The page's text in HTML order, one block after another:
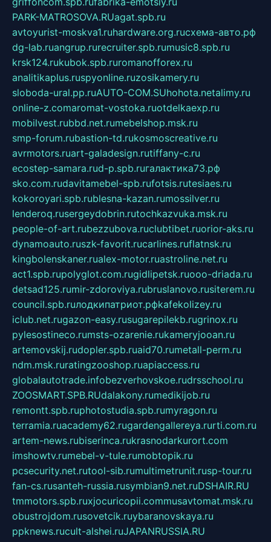
PARK-MATROSOVA.RUagat.spb.ru
avtoyurist-moskva1.ruhardware.org.ruсхема-авто.рф
dg-lab.ruangrup.rurecruiter.spb.rumusic8.spb.ru
krsk124.rukubok.spb.ruromanofforex.ru
analitikaplus.ruspyonline.ruzosikamery.ru
sloboda-ural.pp.ruAUTO-COM.SUhohota.netalimy.ru
online-z.comaromat-vostoka.ruotdelkaexp.ru
mobilvest.rubbd.net.rumebelshop.msk.ru
smp-forum.rubastion-td.rukosmoscreative.ru
avrmotors.ruart-galadesign.rutiffany-c.ru
ecostep-samara.rud-p.spb.ruгалактика73.рф
sko.com.rudavitamebel-spb.rufotsis.rutesiaes.ru
kokoroyari.spb.rublesna-kazan.rumossilver.ru
lenderoq.rusergeydobrin.rutochkazvuka.msk.ru
people-of-art.rubezzubova.ruclubtibet.ruorior-aks.ru
dynamoauto.ruszk-favorit.rucarlines.ruflatnsk.ru
kingbolenskaner.rualex-motor.ruastroline.net.ru
act1.spb.rupolyglot.com.rugidlipetsk.ruooo-driada.ru
detsad125.rumir-zdoroviya.rubruslanovo.rusiterem.ru
council.spb.ruлодкипатриот.рфkafekolizey.ru
iclub.net.rugazon-easy.rusugarepilekb.rugrinox.ru
pylesostineco.rumsts-ozarenie.rukameryjooan.ru
artemovskij.rudopler.spb.ruaid70.rumetall-perm.ru
ndm.msk.ruratingzooshop.ruapiaccess.ru
globalautotrade.infobezverhovskoe.rudrsschool.ru
ZOOSMART.SPB.RUdalakony.rumedikijob.ru
remontt.spb.ruphotostudia.spb.rumyragon.ru
terramia.ruacademy62.rugardengallereya.rurti.com.ru
artem-news.rubiserinca.rukrasnodarkurort.com
imshowtv.rumebel-v-tule.rumobtopik.ru
pcsecurity.net.rutool-sib.rumultimetrunit.rusp-tour.ru
fan-cs.rusanteh-russia.rusymbian9.net.ruDSHAIR.RU
tmmotors.spb.ruxjocuricopii.commusavtomat.msk.ru
obustrojdom.rusovetcik.ruybaranovskaya.ru
ppknews.rucult-alshei.ruJAPANRUSSIA.RU